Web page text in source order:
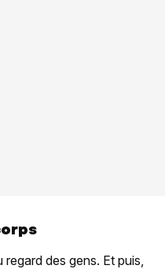
des gens. Et puis,